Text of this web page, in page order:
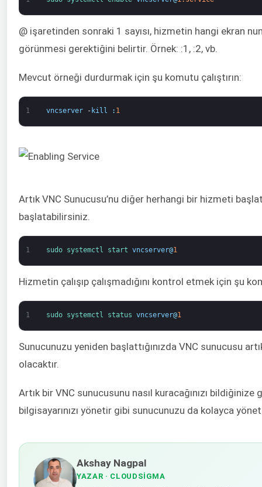
@ işaretinden sonraki 1 sayısı, hizmetin hangi ekran
görünmesi gerektiğini belirtir. Örnek: :1, :2, vb.
Mevcut örneği durdurmak için şu komutu çalıştırın:
1 vncserver - kill : 1
Artık VNC Sunucusu’nu diğer herhangi bir hizmeti
başlatabilirsiniz.
1 sudo systemctl start vncserver@1
Hizmetin çalışıp çalışmadığını kontrol etmek için şu
1 sudo systemctl status vncserver@1
Sunucunuzu yeniden başlattığınızda VNC sunucusu
olacaktır.
Artık bir VNC sunucusunu nasıl kuracağınızı bildiğinize
bilgisayarınızı yönetir gibi sunucunuzu da kolayca
Akshay Nagpal
YAZAR · CLOUDSIGMA